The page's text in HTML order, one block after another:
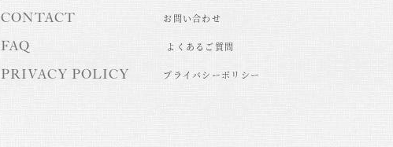
CONTACT お問い合わせ
FAQ よくあるご質問
PRIVACY POLICY プライバシーポリシー